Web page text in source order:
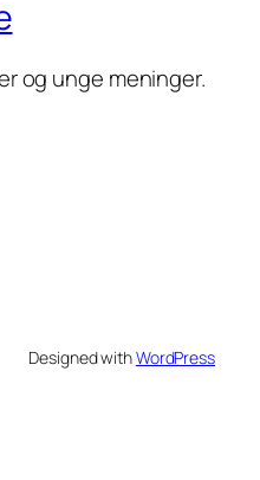
og unge meninger.
Designed withWordPress